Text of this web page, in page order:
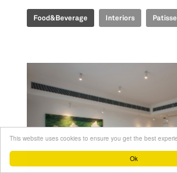
Ok
This website uses cookies to ensure you get the best
Food&Beverage Interiors